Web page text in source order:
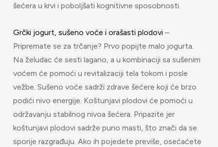
šećera u krvi i poboljšati kognitivne sposobnosti.
Grčki jogurt, sušeno voće i orašasti plodovi –
Pripremate se za trčanje? Prvo popijte malo jogurta.
Na želudac će sesti lagano, a u kombinaciji sa sušenim
voćem će pomoći u revitalizaciji tela tokom i posle
vežbe. Sušeno voće sadrži zdrave šećere koji će brzo
podići nivo energije. Koštunjavi plodovi će pomoći u
održavanju stabilnog nivoa šećera. Pripazite jer
koštunjavi plodovi sadrže puno masti, što znači da se
sporije razgrađuju. Ako ih pojedete previše, osećaćete